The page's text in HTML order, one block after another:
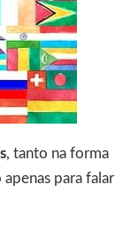
, tanto na forma
para falar